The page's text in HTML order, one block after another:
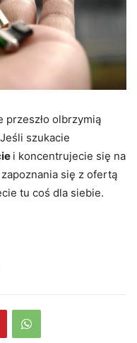
przeszło olbrzymią
szukacie
i koncentrujecie się na
się z ofertą
tu coś dla siebie.